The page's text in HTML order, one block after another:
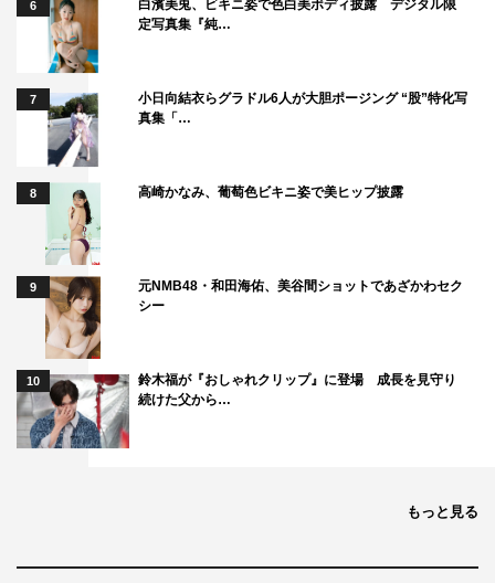
6
白濱美兎、ビキニ姿で色白美ボディ披露 デジタル限
定写真集『純…
7
小日向結衣らグラドル6人が大胆ポージング “股”特化写
真集「…
8 高崎かなみ、葡萄色ビキニ姿で美ヒップ披露
9
元NMB48・和田海佑、美谷間ショットであざかわセク
シー
10
鈴木福が『おしゃれクリップ』に登場 成長を見守り
続けた父から…
もっと見る